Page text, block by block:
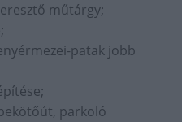
műtárgy;
patak jobb
parkoló